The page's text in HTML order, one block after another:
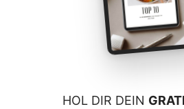
HOL DIR DEIN